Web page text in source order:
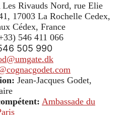
Rivauds Nord, rue Elie
17003 La Rochelle Cedex,
Cédex, France
546 411 066
505 990
Jean-Jacques Godet,
Ambassade du